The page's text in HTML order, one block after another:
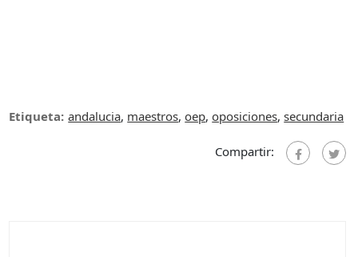
Etiqueta: andalucia, maestros,oep,oposiciones,secundaria
Compartir: